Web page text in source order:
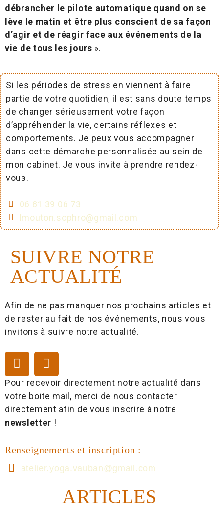
débrancher le pilote automatique quand on se
lève le matin et être plus conscient de sa façon
d’agir et de réagir face aux événements de la
vie de tous les jours ».
Si les périodes de stress en viennent à faire
partie de votre quotidien, il est sans doute temps
de changer sérieusement votre façon
d’appréhender la vie, certains réflexes et
comportements. Je peux vous accompagner
dans cette démarche personnalisée au sein de
mon cabinet. Je vous invite à prendre rendez-
vous.
06 81 39 06 73
lmouton.sophro@gmail.com
SUIVRE NOTRE
ACTUALITÉ
Afin de ne pas manquer nos prochains articles et
de rester au fait de nos événements, nous vous
invitons à suivre notre actualité.
Pour recevoir directement notre actualité dans
votre boite mail, merci de nous contacter
directement afin de vous inscrire à notre
newsletter !
Renseignements et inscription :
atelier.yoga.vauban@gmail.com
ARTICLES